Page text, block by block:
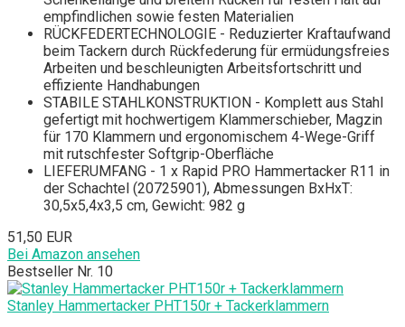
empfindlichen sowie festen Materialien
RÜCKFEDERTECHNOLOGIE - Reduzierter Kraftaufwand
beim Tackern durch Rückfederung für ermüdungsfreies
Arbeiten und beschleunigten Arbeitsfortschritt und
effiziente Handhabungen
STABILE STAHLKONSTRUKTION - Komplett aus Stahl
gefertigt mit hochwertigem Klammerschieber, Magzin
für 170 Klammern und ergonomischem 4-Wege-Griff
mit rutschfester Softgrip-Oberfläche
LIEFERUMFANG - 1 x Rapid PRO Hammertacker R11 in
der Schachtel (20725901), Abmessungen BxHxT:
30,5x5,4x3,5 cm, Gewicht: 982 g
51,50 EUR
Bei Amazon ansehen
Bestseller Nr. 10
Stanley Hammertacker PHT150r + Tackerklammern